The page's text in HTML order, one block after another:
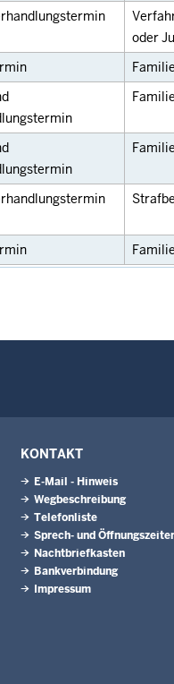
oder
KONTAKT
E-Mail - Hinweis
Wegbeschreibung
Telefonliste
Sprech- und
Nachtbriefkasten
Bankverbindung
Impressum